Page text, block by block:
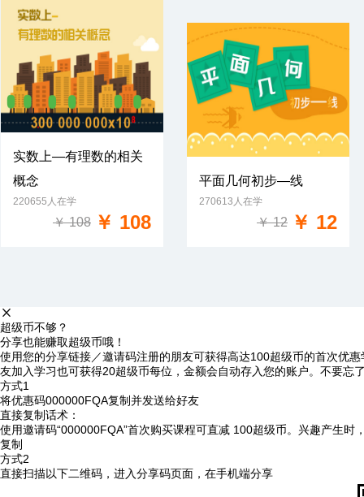
实数上—有理数的相关
概念
220655人在学
￥ 108 ￥ 108
免费试学
平面几何初步—线
270613人在学
￥ 12 ￥ 12
超级币不够？
分享也能赚取超级币哦！
使用您的分享链接／邀请码注册的朋友可获得高达100超级币的首次优
友加入学习也可获得20超级币每位，金额会自动存入您的账户。不要忘
方式1
将优惠码000000FQA复制并发送给好友
直接复制话术：
使用邀请码“000000FQA”首次购买课程可直减 100超级币。兴趣产生时
复制
方式2
直接扫描以下二维码，进入分享码页面，在手机端分享